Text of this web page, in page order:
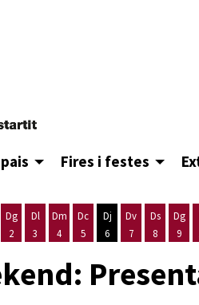
Fires i festes
Dg
2
Dl
3
Dm
4
Dc
5
Dj
6
Dv
7
Ds
8
Dg
9